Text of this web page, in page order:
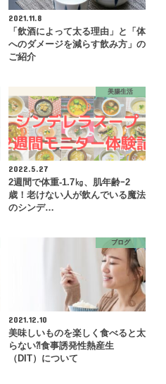
2021.11.8
「飲酒によって太る理由」と「体
へのダメージを減らす飲み方」の
ご紹介
美腸生活
2022.5.27
2週間で体重-1.7㎏、肌年齢ｰ2
歳！老けない人が飲んでいる魔法
のシンデ…
ブログ
2021.12.10
美味しいものを楽しく食べると太
らない⁈食事誘発性熱産生
（DIT）について